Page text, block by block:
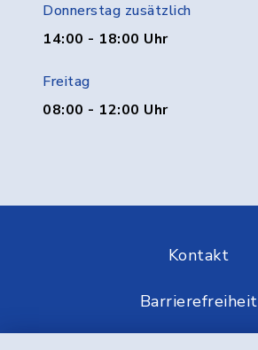
Donnerstag zusätzlich
14:00 - 18:00 Uhr
Freitag
08:00 - 12:00 Uhr
Kontakt
Barrierefreiheit